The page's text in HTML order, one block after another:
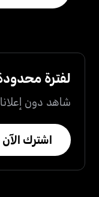
لفترة
شاهد دون
اشترك الآن